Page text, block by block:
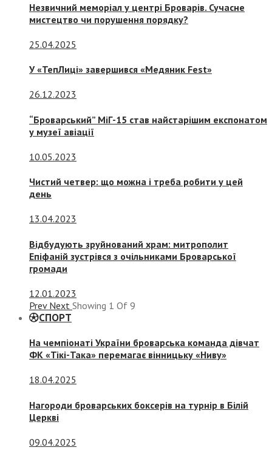
Незвичний меморіал у центрі Броварів. Сучасне
мистецтво чи порушення порядку?
25.04.2025
У «ТепЛиці» завершився «Медяник Fest»
26.12.2023
“Броварський” МіГ-15 став найстарішим експонатом
у музеї авіації
10.05.2023
Чистий четвер: що можна і треба робити у цей
день
13.04.2023
Відбудують зруйнований храм: митрополит
Епіфаній зустрівся з очільниками Броварської
громади
12.01.2023
Prev Next Showing 1 Of 9
СПОРТ
На чемпіонаті України броварська команда дівчат
ФК «Тікі-Така» перемагає вінницьку «Ниву»
18.04.2025
Нагороди броварських боксерів на турнір в Білій
Церкві
09.04.2025